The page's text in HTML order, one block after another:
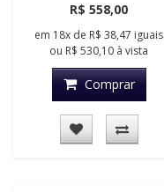
R$ 558,00
em 18x de R$ 38,47 iguais
ou R$ 530,10 à vista
Comprar